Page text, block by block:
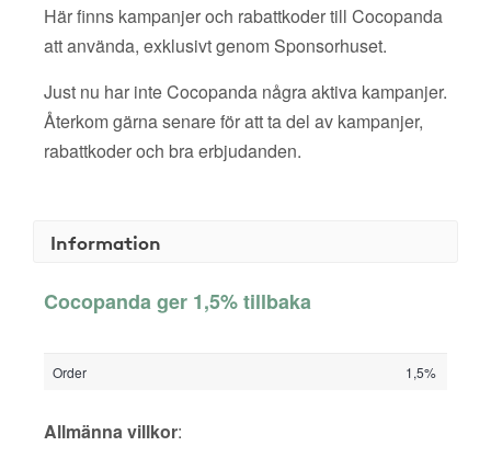
Här finns kampanjer och rabattkoder till Cocopanda
att använda, exklusivt genom Sponsorhuset.
Just nu har inte Cocopanda några aktiva kampanjer.
Återkom gärna senare för att ta del av kampanjer,
rabattkoder och bra erbjudanden.
Information
Cocopanda ger 1,5% tillbaka
Order 1,5%
Allmänna villkor: